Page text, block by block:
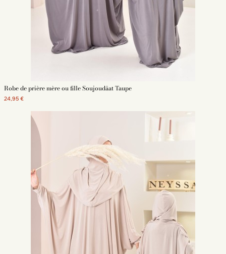
Robe de prière mère ou fille Soujoudâat Taupe
24,95 €